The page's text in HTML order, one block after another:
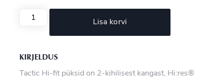
Lisa korvi
KIRJELDUS
Tactic Hi-fit püksid on 2-kihilisest kangast, Hi:res®